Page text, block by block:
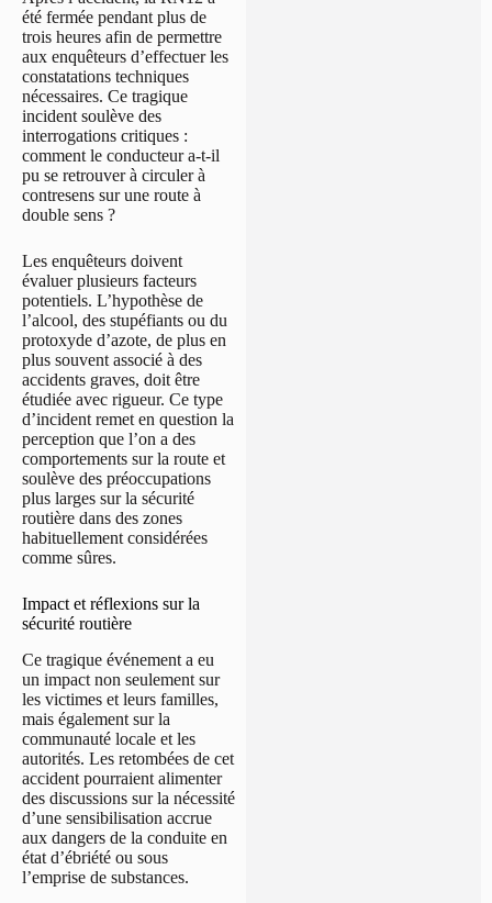
été fermée pendant plus de
trois heures afin de permettre
aux enquêteurs d’effectuer les
constatations techniques
nécessaires. Ce tragique
incident soulève des
interrogations critiques :
comment le conducteur a-t-il
pu se retrouver à circuler à
contresens sur une route à
double sens ?
Les enquêteurs doivent
évaluer plusieurs facteurs
potentiels. L’hypothèse de
l’alcool, des stupéfiants ou du
protoxyde d’azote, de plus en
plus souvent associé à des
accidents graves, doit être
étudiée avec rigueur. Ce type
d’incident remet en question la
perception que l’on a des
comportements sur la route et
soulève des préoccupations
plus larges sur la sécurité
routière dans des zones
habituellement considérées
comme sûres.
Impact et réflexions sur la
sécurité routière
Ce tragique événement a eu
un impact non seulement sur
les victimes et leurs familles,
mais également sur la
communauté locale et les
autorités. Les retombées de cet
accident pourraient alimenter
des discussions sur la nécessité
d’une sensibilisation accrue
aux dangers de la conduite en
état d’ébriété ou sous
l’emprise de substances.